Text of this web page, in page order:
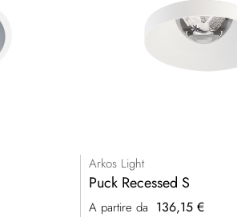
Arkos Light
Puck Recessed S
A partire da 136,15 €